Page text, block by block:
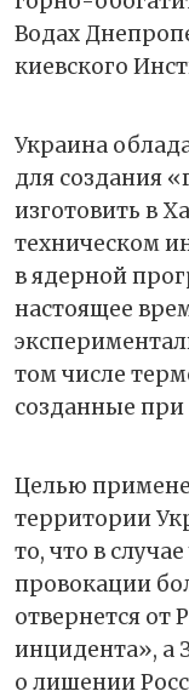
Водах
киевского
Украина
для создания
изготовить в
техническом
в ядерной
настоящее
том числе
созданные
Целью
территории
то, что в
провокации
отвернется от
инцидента», а
о лишении